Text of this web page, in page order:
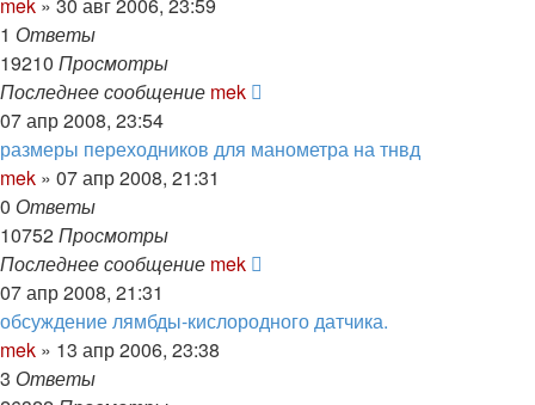
1 Ответы
19210 Просмотры
Последнее сообщение mek
07 апр 2008, 23:54
размеры переходников для манометра на тнвд
mek » 07 апр 2008, 21:31
0 Ответы
10752Просмотры
Последнее сообщение mek
07 апр 2008, 21:31
обсуждение лямбды-кислородного датчика.
mek » 13 апр 2006, 23:38
3 Ответы